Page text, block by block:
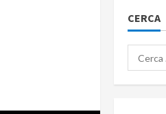
CERCA
Ricerca
per: